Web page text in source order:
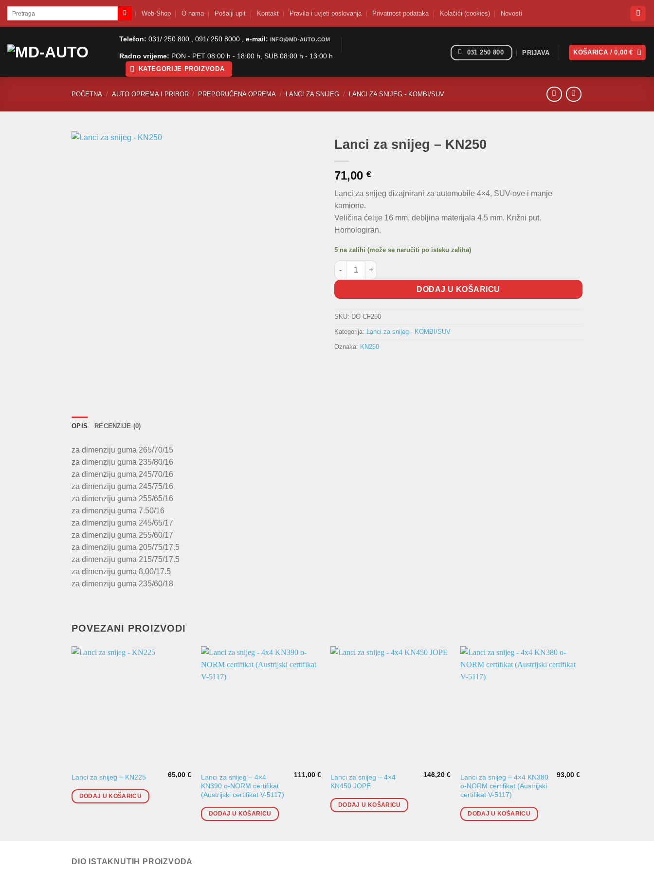
SkipPretraži: Web-Shop O nama Pošalji upit Kontakt Pravila i uvjeti poslovanja Privatnost podataka Kolačići (cookies) Novosti
Telefon: 031/ 250 800 , 091/ 250 8000 , e-mail: INFO@MD-AUTO.COM
Radno vrijeme: PON - PET 08:00 h - 18:00 h, SUB 08:00 h - 13:00 h
KATEGORIJE PROIZVODA
031 250 800 PRIJAVA KOŠARICA /0,00€
POČETNA / AUTO OPREMA I PRIBOR / PREPORUČENA OPREMA / LANCI ZA SNIJEG / LANCI ZA SNIJEG - KOMBI/SUV
Lanci za snijeg – KN250
71,00 €
Lanci za snijeg dizajnirani za automobile 4×4, SUV-ove i manje
kamione.
Veličina ćelije 16 mm, debljina materijala 4,5 mm. Križni put.
Homologiran.
5 na zalihi (može se naručiti po isteku zaliha)
Lanci za snijeg - KN250 količina
DODAJ U KOŠARICU
SKU: DO CF250
Kategorija: Lanci za snijeg - KOMBI/SUV
Oznaka: KN250
OPIS RECENZIJE (0)
za dimenziju guma 265/70/15
za dimenziju guma 235/80/16
za dimenziju guma 245/70/16
za dimenziju guma 245/75/16
za dimenziju guma 255/65/16
za dimenziju guma 7.50/16
za dimenziju guma 245/65/17
za dimenziju guma 255/60/17
za dimenziju guma 205/75/17.5
za dimenziju guma 215/75/17.5
za dimenziju guma 8.00/17.5
za dimenziju guma 235/60/18
POVEZANI PROIZVODI
Lanci za snijeg – KN225 65,00€
DODAJ U KOŠARICU
Lanci za snijeg – 4×4
KN390 o-NORM certifikat
(Austrijski certifikat V-5117)
111,00 €
DODAJ U KOŠARICU
Lanci za snijeg – 4×4
KN450 JOPE
146,20 €
DODAJ U KOŠARICU
Lanci za snijeg – 4×4 KN380
o-NORM certifikat (Austrijski
certifikat V-5117)
93,00€
DODAJ U KOŠARICU
DIO ISTAKNUTIH PROIZVODA